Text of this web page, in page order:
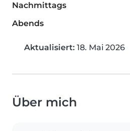
Nachmittags
Abends
Aktualisiert: 18. Mai 2026
Über mich